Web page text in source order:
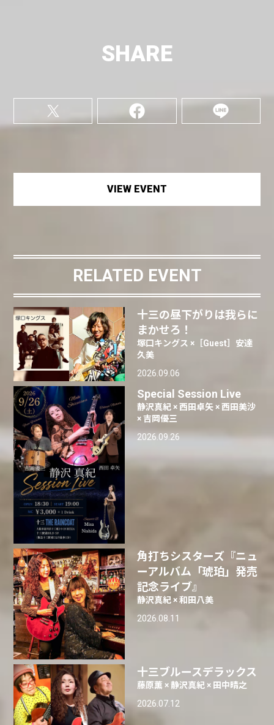
SHARE
VIEW EVENT
RELATED EVENT
十三の昼下がりは我らに
まかせろ！
塚口キングス ×［Guest］安達
久美
2026.09.06
Special Session Live
静沢真紀 × 西田卓矢 × 西田美沙
× 吉岡優三
2026.09.26
角打ちシスターズ『ニュ
ーアルバム「琥珀」発売
記念ライブ』
静沢真紀 × 和田八美
2026.08.11
十三ブルースデラックス
藤原薫 × 静沢真紀 × 田中晴之
2026.07.12